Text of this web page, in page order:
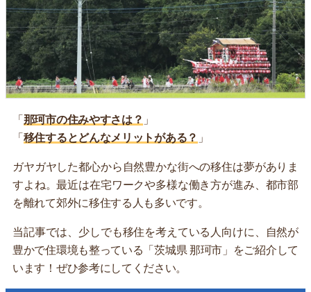
「 那珂市の住みやすさは？ 」
「 移住するとどんなメリットがある？ 」
ガヤガヤした都心から自然豊かな街への移住は夢がありま
すよね。最近は在宅ワークや多様な働き方が進み、都市部
を離れて郊外に移住する人も多いです。
当記事では、少しでも移住を考えている人向けに、自然が
豊かで住環境も整っている「茨城県 那珂市」をご紹介して
います！ぜひ参考にしてください。